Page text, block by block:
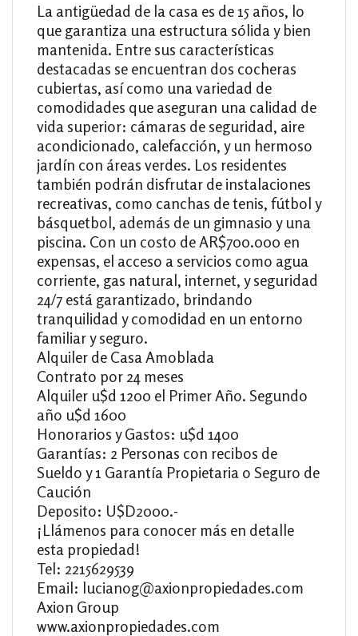
La antigüedad de la casa es de 15 años, lo
que garantiza una estructura sólida y bien
mantenida. Entre sus características
destacadas se encuentran dos cocheras
cubiertas, así como una variedad de
comodidades que aseguran una calidad de
vida superior: cámaras de seguridad, aire
acondicionado, calefacción, y un hermoso
jardín con áreas verdes. Los residentes
también podrán disfrutar de instalaciones
recreativas, como canchas de tenis, fútbol y
básquetbol, además de un gimnasio y una
piscina. Con un costo de AR$700.000 en
expensas, el acceso a servicios como agua
corriente, gas natural, internet, y seguridad
24/7 está garantizado, brindando
tranquilidad y comodidad en un entorno
familiar y seguro.
Alquiler de Casa Amoblada
Contrato por 24 meses
Alquiler u$d 1200 el Primer Año. Segundo
año u$d 1600
Honorarios y Gastos: u$d 1400
Garantías: 2 Personas con recibos de
Sueldo y 1 Garantía Propietaria o Seguro de
Caución
Deposito: U$D2000.-
¡Llámenos para conocer más en detalle
esta propiedad!
Tel: 2215629539
Email: lucianog@axionpropiedades.com
Axion Group
www.axionpropiedades.com